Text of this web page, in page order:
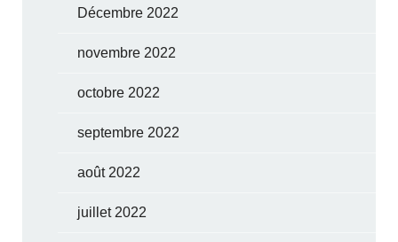
Décembre 2022
novembre 2022
octobre 2022
septembre 2022
août 2022
juillet 2022